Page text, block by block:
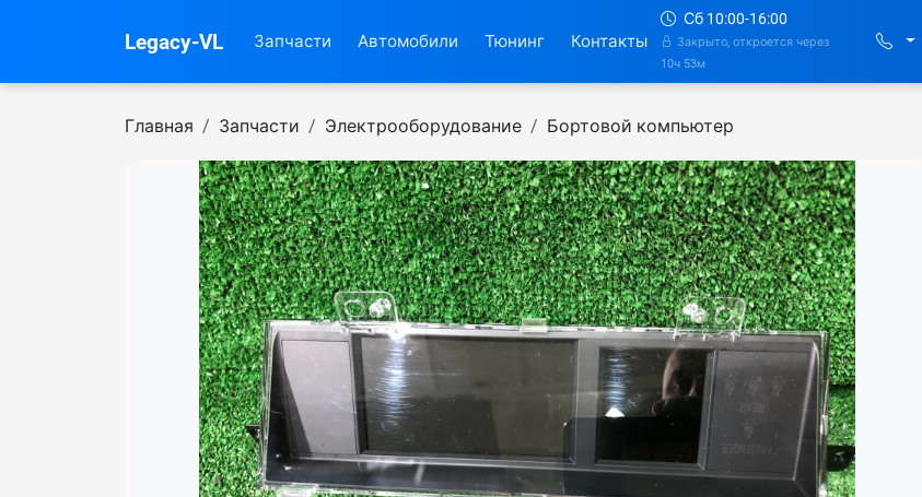
Legacy-VL Запчасти Автомобили Тюнинг Контакты
Сб 10:00-16:00
Закрыто, откроется через
10ч 53м
Главная Запчасти Электрооборудование Бортовой компьютер